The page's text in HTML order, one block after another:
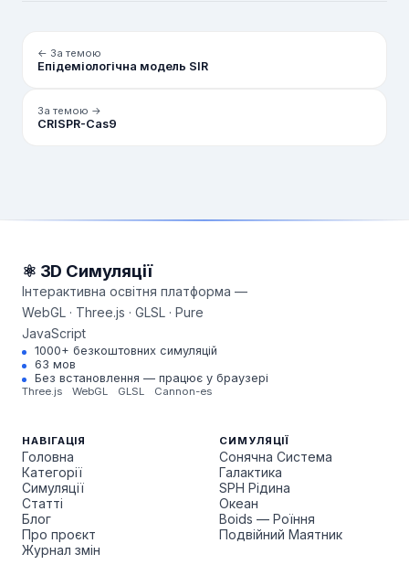
← За темою
Епідеміологічна модель SIR
За темою →
CRISPR-Cas9
⚛ 3D Симуляції
Інтерактивна освітня платформа —
WebGL · Three.js · GLSL · Pure
JavaScript
1000+ безкоштовних симуляцій
63 мов
Без встановлення — працює у браузері
Three.js WebGL GLSL Cannon-es
НАВІГАЦІЯ
Головна
Категорії
Симуляції
Статті
Блог
Про проєкт
Журнал змін
СИМУЛЯЦІЇ
Сонячна Система
Галактика
SPH Рідина
Океан
Boids — Роїння
Подвійний Маятник